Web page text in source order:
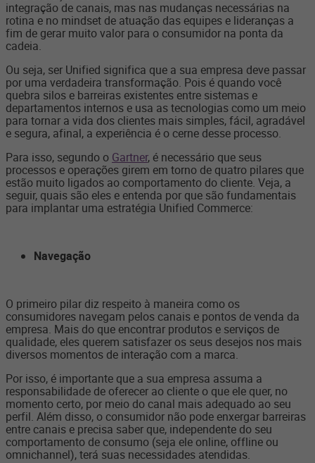
integração de canais, mas nas mudanças necessárias na
rotina e no mindset de atuação das equipes e lideranças a
fim de gerar muito valor para o consumidor na ponta da
cadeia.
Ou seja, ser Unified significa que a sua empresa deve passar
por uma verdadeira transformação. Pois é quando você
quebra silos e barreiras existentes entre sistemas e
departamentos internos e usa as tecnologias como um meio
para tornar a vida dos clientes mais simples, fácil, agradável
e segura, afinal, a experiência é o cerne desse processo.
Para isso, segundo o Gartner, é necessário que seus
processos e operações girem em torno de quatro pilares que
estão muito ligados ao comportamento do cliente. Veja, a
seguir, quais são eles e entenda por que são fundamentais
para implantar uma estratégia Unified Commerce:
Navegação
O primeiro pilar diz respeito à maneira como os
consumidores navegam pelos canais e pontos de venda da
empresa. Mais do que encontrar produtos e serviços de
qualidade, eles querem satisfazer os seus desejos nos mais
diversos momentos de interação com a marca.
Por isso, é importante que a sua empresa assuma a
responsabilidade de oferecer ao cliente o que ele quer, no
momento certo, por meio do canal mais adequado ao seu
perfil. Além disso, o consumidor não pode enxergar barreiras
entre canais e precisa saber que, independente do seu
comportamento de consumo (seja ele online, offline ou
omnichannel), terá suas necessidades atendidas.